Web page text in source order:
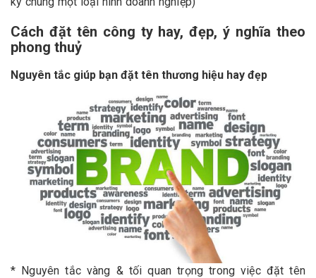
Cách đặt tên công ty hay, đẹp, ý nghĩa theo
phong thuỷ
Nguyên tắc giúp bạn đặt tên thương hiệu hay đẹp
* Nguyên tắc vàng & tối quan trọng trong việc đặt tên